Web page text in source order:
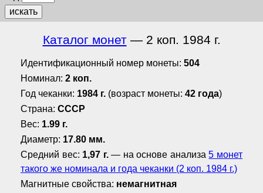
искать
Каталог монет— 2 коп. 1984 г.
Идентификационный номер монеты: 504
Номинал: 2 коп.
Год чеканки: 1984 г. (возраст монеты: 42 года)
Страна: СССР
Вес: 1.99 г.
Диаметр: 17.80 мм.
Средний вес: 1,97 г.— на основе анализа5 монет
такого же номинала и года чеканки (2 коп. 1984 г.)
Магнитные свойства: немагнитная